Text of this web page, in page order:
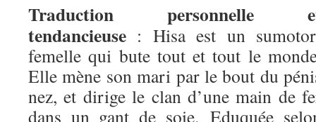
Traduction personnelle
tendancieuse : Hisa est un
femelle qui bute tout et tout le
Elle mène son mari par le bout du
nez, et dirige le clan d’une main de
dans un gant de soie. Eduquée